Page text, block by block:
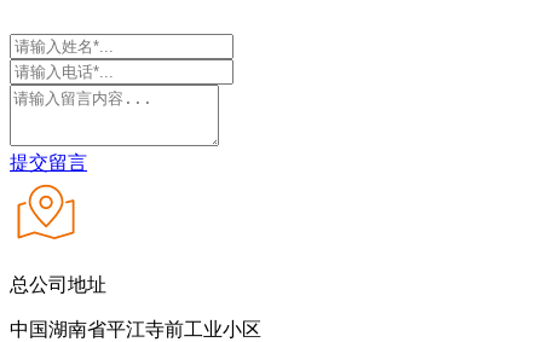
提交留言
总公司地址
中国湖南省平江寺前工业小区